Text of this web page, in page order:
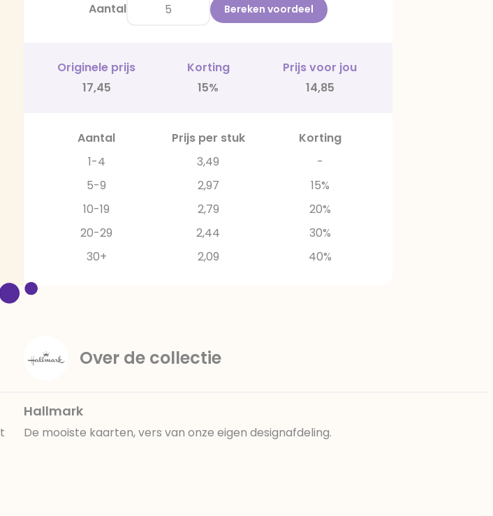
Aantal Bereken voordeel
Originele prijs Korting
Prijs voor jou
17,45
15% 14,85
Aantal Prijs per stuk
Korting
1-4
3,49
-
5-9
2,97
15%
10-19
2,79
20%
20-29
2,44
30%
30+
2,09 40%
Over de collectie
Hallmark
De mooiste kaarten, vers van onze eigen designafdeling.